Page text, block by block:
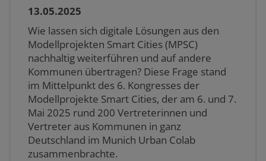
13.05.2025
Wie lassen sich digitale Lösungen aus den
Modellprojekten Smart Cities (MPSC)
nachhaltig weiterführen und auf andere
Kommunen übertragen? Diese Frage stand
im Mittelpunkt des 6. Kongresses der
Modellprojekte Smart Cities, der am 6. und 7.
Mai 2025 rund 200 Vertreterinnen und
Vertreter aus Kommunen in ganz
Deutschland im Munich Urban Colab
zusammenbrachte.